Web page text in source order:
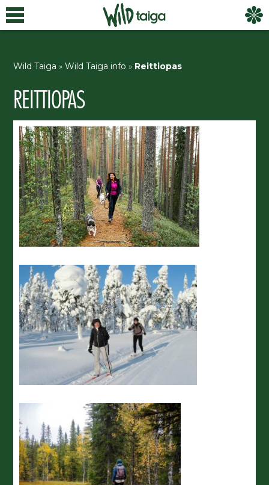
Wild Taiga »Wild Taiga info » Reittiopas
REITTIOPAS